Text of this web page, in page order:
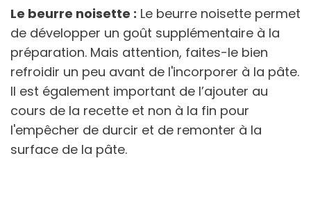
Le beurre noisette : Le beurre noisette permet
de développer un goût supplémentaire à la
préparation. Mais attention, faites-le bien
refroidir un peu avant de l'incorporer à la pâte.
Il est également important de l’ajouter au
cours de la recette et non à la fin pour
l'empêcher de durcir et de remonter à la
surface de la pâte.